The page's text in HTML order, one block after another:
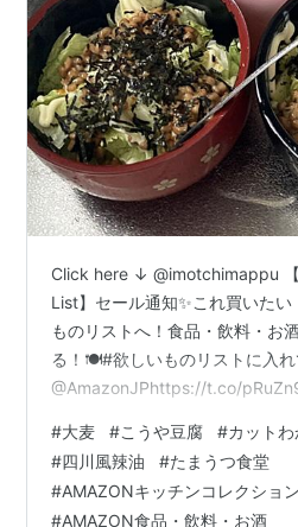
Click here ↓ @imotchimappu
List】セール通知✨これ買いた
ものリストへ！食品・飲料・お
る！🍽️#欲しいものリストに入
@AmazonJPhttps://t.co/
💉(@Nonoi_Rena) 。
2026 @imotchimappu 【大麦ダ
カットわかめの大麦炊き込み納
#大麦 #こうや豆腐 #カットわ
#四川風辣油 #たまうつ食堂
#AMAZONキッチンコレクション
#AMAZON食品・飲料・お酒